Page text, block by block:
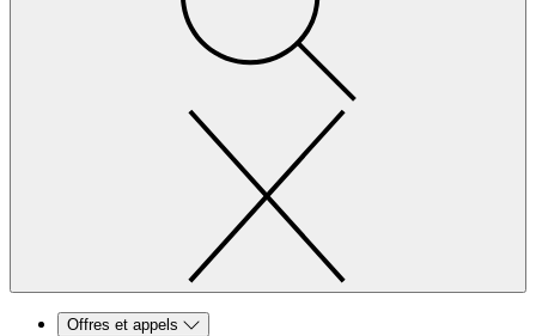
Offres et appels